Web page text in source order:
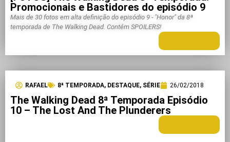
Promocionais e Bastidores do episódio 9
Mais de 30 fotos em alta definição do episódio 9 - "Honor" da 8ª
temporada de The Walking Dead. Contém SPOILERS!
RAFAEL 8ª TEMPORADA, DESTAQUE, SÉRIE 26/02/2018
The Walking Dead 8ª Temporada Episódio
10 – The Lost And The Plunderers